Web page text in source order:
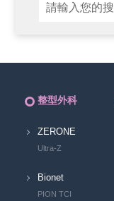
整型外科
ZERONE
Ultra-Z
Bionet
PION TCI